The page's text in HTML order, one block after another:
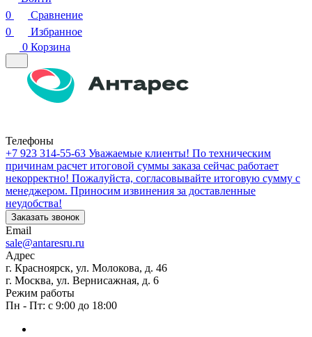
0
Сравнение
0
Избранное
0 Корзина
Телефоны
+7 923 314-55-63 Уважаемые клиенты! По техническим
причинам расчет итоговой суммы заказа сейчас работает
некорректно! Пожалуйста, согласовывайте итоговую сумму с
менеджером. Приносим извинения за доставленные
неудобства!
Заказать звонок
Email
sale@antaresru.ru
Адрес
г. Красноярск, ул. Молокова, д. 46
г. Москва, ул. Вернисажная, д. 6
Режим работы
Пн - Пт: с 9:00 до 18:00